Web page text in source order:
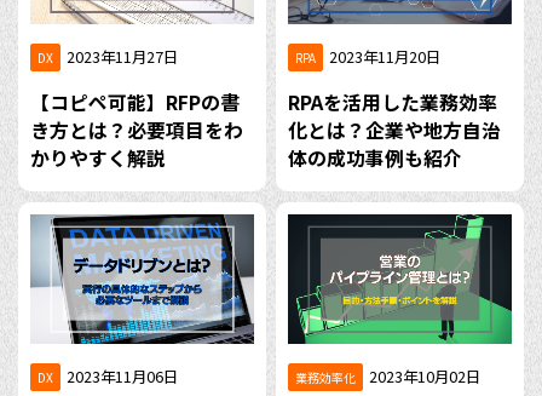
DX 2023年11月27日
【コピペ可能】RFPの書
き方とは？必要項目をわ
かりやすく解説
RPA 2023年11月20日
RPAを活用した業務効率
化とは？企業や地方自治
体の成功事例も紹介
DX 2023年11月06日 業務効率化 2023年10月02日